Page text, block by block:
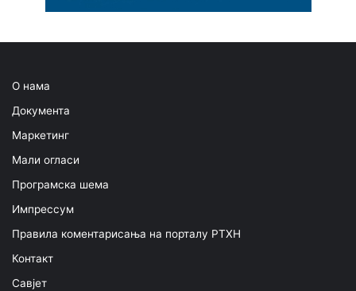
О нама
Документа
Маркетинг
Мали огласи
Програмска шема
Импрессум
Правила коментарисања на порталу РТХН
Контакт
Савјет